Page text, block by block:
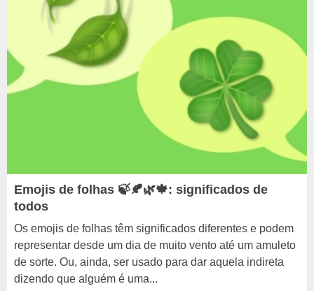
Emojis de folhas 🍃🍂🌿🍁: significados de
todos
Os emojis de folhas têm significados diferentes e podem
representar desde um dia de muito vento até um amuleto
de sorte. Ou, ainda, ser usado para dar aquela indireta
dizendo que alguém é uma...